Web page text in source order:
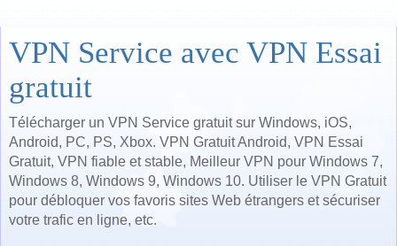
VPN Service avec VPN Essai
gratuit
Télécharger un VPN Service gratuit sur Windows, iOS,
Android, PC, PS, Xbox. VPN Gratuit Android, VPN Essai
Gratuit, VPN fiable et stable, Meilleur VPN pour Windows 7,
Windows 8, Windows 9, Windows 10. Utiliser le VPN Gratuit
pour débloquer vos favoris sites Web étrangers et sécuriser
votre trafic en ligne, etc.